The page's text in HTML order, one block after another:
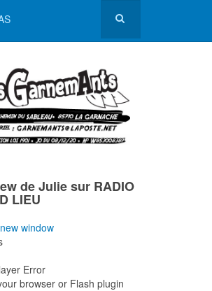
de Julie sur RADIO
LIEU
window
Error
browser or Flash plugin